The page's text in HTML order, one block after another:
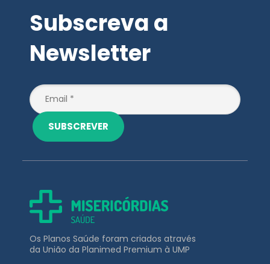
Os Planos Saúde foram criados através
da União da Planimed Premium à UMP
APOIO AO CLIENTE
211 453 031